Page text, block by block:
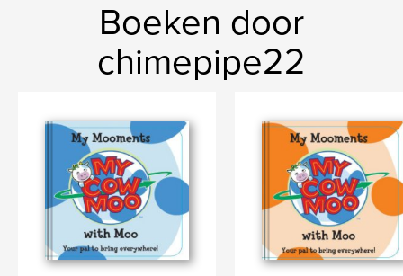
Boeken door
chimepipe22